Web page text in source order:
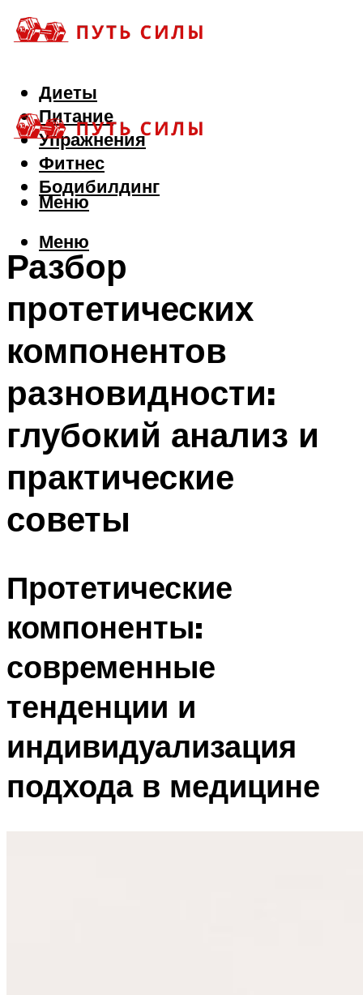
Диеты
Питание
Упражнения
Фитнес
Бодибилдинг
Меню
Меню
Разбор
протетических
компонентов
разновидности:
глубокий анализ и
практические
советы
Протетические
компоненты:
современные
тенденции и
индивидуализация
подхода в медицине